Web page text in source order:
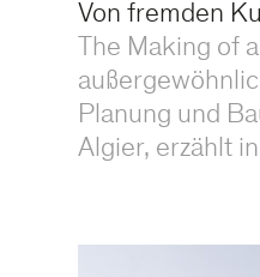
Von fremden
The Making of
Planung und
Algier, erzählt